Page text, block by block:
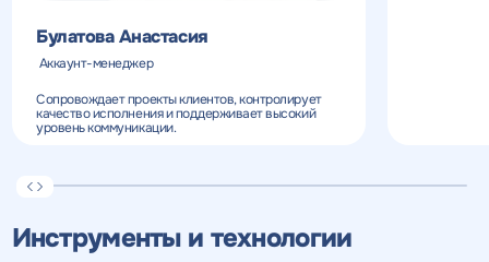
Булатова Анастасия
Аккаунт-менеджер
Сопровождает проекты клиентов, контролирует
качество исполнения и поддерживает высокий
уровень коммуникации.
Инструменты и технологии
Получитькоммерческое
предложение
предложение" вы даете согласие
данных и соглашаетесь c
политикой конфиденциальности
Получитькоммерческое
предложение
предложение" вы даете согласие
данных и соглашаетесь c
политикой конфиденциальности